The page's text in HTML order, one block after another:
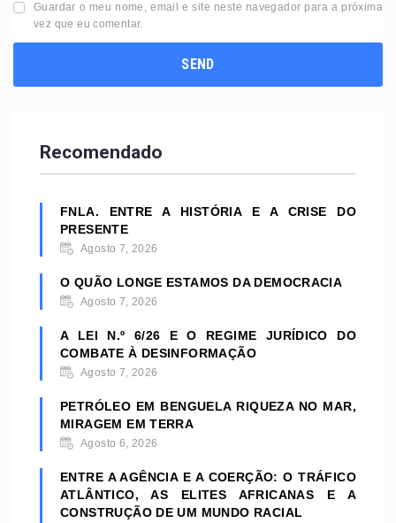
Guardar o meu nome, email e site neste navegador para a próxima
vez que eu comentar.
Recomendado
FNLA. ENTRE A HISTÓRIA E A CRISE DO
PRESENTE
Agosto 7, 2026
O QUÃO LONGE ESTAMOS DA DEMOCRACIA
Agosto 7, 2026
A LEI N.º 6/26 E O REGIME JURÍDICO DO
COMBATE À DESINFORMAÇÃO
Agosto 7, 2026
PETRÓLEO EM BENGUELA RIQUEZA NO MAR,
MIRAGEM EM TERRA
Agosto 6, 2026
ENTRE A AGÊNCIA E A COERÇÃO: O TRÁFICO
ATLÂNTICO, AS ELITES AFRICANAS E A
CONSTRUÇÃO DE UM MUNDO RACIAL